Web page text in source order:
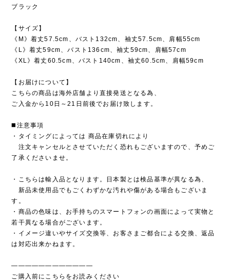
ブラック
【サイズ】
《M》着丈57.5cm、バスト132cm、袖丈57.5cm、肩幅55cm
《L》着丈59cm、バスト136cm、袖丈59cm、肩幅57cm
《XL》着丈60.5cm、バスト140cm、袖丈60.5cm、肩幅59cm
【お届けについて】
こちらの商品は海外店舗より直接発送となる為、
ご入金から10日～21日前後でお届け致します。
◼️注意事項
・タイミングによっては 商品在庫切れにより
注文キャンセルとさせていただく恐れもございますので、予めご
了承くださいませ。
・こちらは輸入品となります。日本製とは検品基準が異なる為、
新品未使用品でもごくわずかな汚れや傷がある場合もございま
す。
・商品の色味は、お手持ちのスマートフォンの画面によって実物と
若干異なる場合がございます。
・イメージ違いやサイズ交換等、お客さまご都合による交換、返品
は対応出来かねます。
————————————
ご購入前にこちらをお読みください